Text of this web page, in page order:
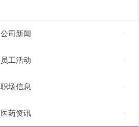
公司新闻
员工活动
职场信息
医药资讯